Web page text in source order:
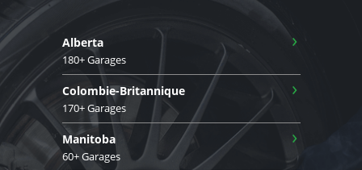
Alberta
180+ Garages
›
Colombie-Britannique
170+ Garages
›
Manitoba
60+ Garages
›